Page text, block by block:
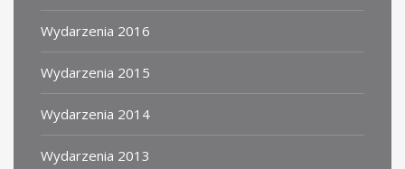
Wydarzenia 2016
Wydarzenia 2015
Wydarzenia 2014
Wydarzenia 2013